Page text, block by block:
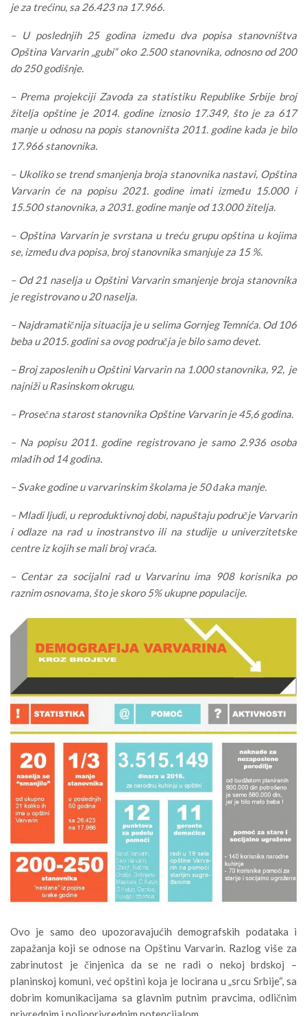
je za trećinu, sa 26.423 na 17.966.
– U poslednjih 25 godina između dva popisa stanovništva
Opština Varvarin „gubi“ oko 2.500 stanovnika, odnosno od 200
do 250 godišnje.
– Prema projekciji Zavoda za statistiku Republike Srbije broj
žitelja opštine je 2014. godine iznosio 17.349, što je za 617
manje u odnosu na popis stanovništa 2011. godine kada je bilo
17.966 stanovnika.
– Ukoliko se trend smanjenja broja stanovnika nastavi, Opština
Varvarin će na popisu 2021. godine imati između 15.000 i
15.500 stanovnika, a 2031. godine manje od 13.000 žitelja.
– Opština Varvarin je svrstana u treću grupu opština u kojima
se, između dva popisa, broj stanovnika smanjuje za 15 %.
– Od 21 naselja u Opštini Varvarin smanjenje broja stanovnika
je registrovano u 20 naselja.
– Najdramatičnija situacija je u selima Gornjeg Temnića. Od 106
beba u 2015. godini sa ovog područja je bilo samo devet.
– Broj zaposlenih u Opštini Varvarin na 1.000 stanovnika, 92, je
najniži u Rasinskom okrugu.
– Prosečna starost stanovnika Opštine Varvarin je 45,6 godina.
– Na popisu 2011. godine registrovano je samo 2.936 osoba
mlađih od 14 godina.
– Svake godine u varvarinskim školama je 50 đaka manje.
– Mladi ljudi, u reproduktivnoj dobi, napuštaju područje Varvarin
i odlaze na rad u inostranstvo ili na studije u univerzitetske
centre iz kojih se mali broj vraća.
– Centar za socijalni rad u Varvarinu ima 908 korisnika po
raznim osnovama, što je skoro 5% ukupne populacije.
Ovo je samo deo upozoravajućih demografskih podataka i
zapažanja koji se odnose na Opštinu Varvarin. Razlog više za
zabrinutost je činjenica da se ne radi o nekoj brdskoj –
planinskoj komuni, već opštini koja je locirana u „srcu Srbije“, sa
dobrim komunikacijama sa glavnim putnim pravcima, odličnim